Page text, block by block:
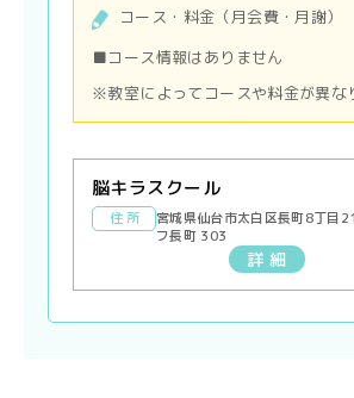
コース・料金（月会費・月謝）
■コース情報はありません
※教室によってコースや料金が異な
脳キラスクール
住 所
宮城県仙台市太白区長町8丁目
フ長町 303
詳 細